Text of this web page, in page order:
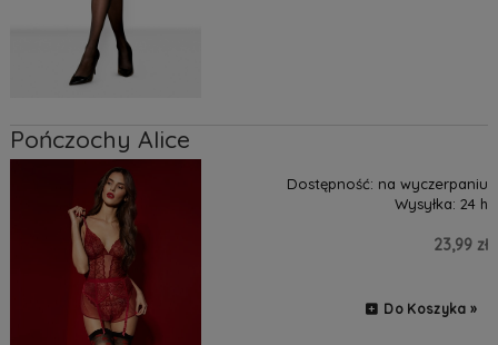
Pończochy Alice
Dostępność: na wyczerpaniu
Wysyłka: 24 h
23,99 zł
Do Koszyka »